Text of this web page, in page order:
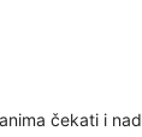
čekati i